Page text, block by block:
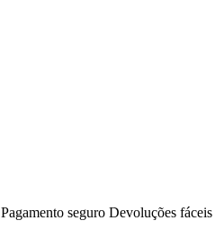
Pagamento seguro Devoluções fáceis